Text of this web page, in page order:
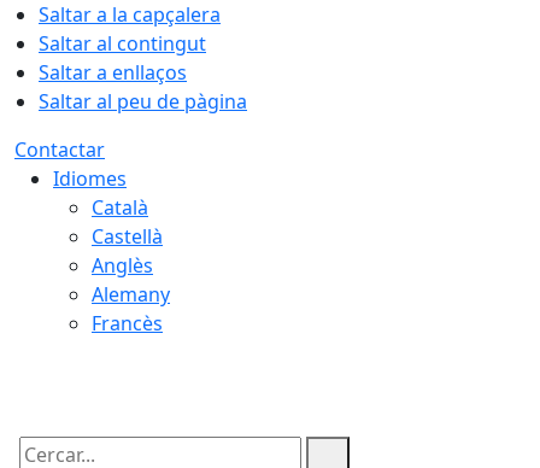
Saltar a la capçalera
Saltar al contingut
Saltar a enllaços
Saltar al peu de pàgina
Contactar
Idiomes
Català
Castellà
Anglès
Alemany
Francès